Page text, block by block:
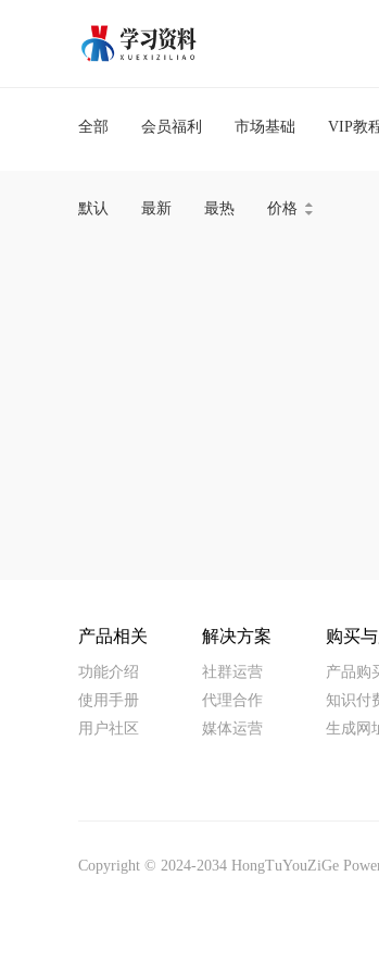
全部 会员福利 市场基础 VIP教
默认 最新 最热 价格 

产品相关
功能介绍
使用手册
用户社区
解决方案
社群运营
代理合作
媒体运营
购买
产品购
知识付
生成网
Copyright © 2024-2034 HongTuYouZiGe